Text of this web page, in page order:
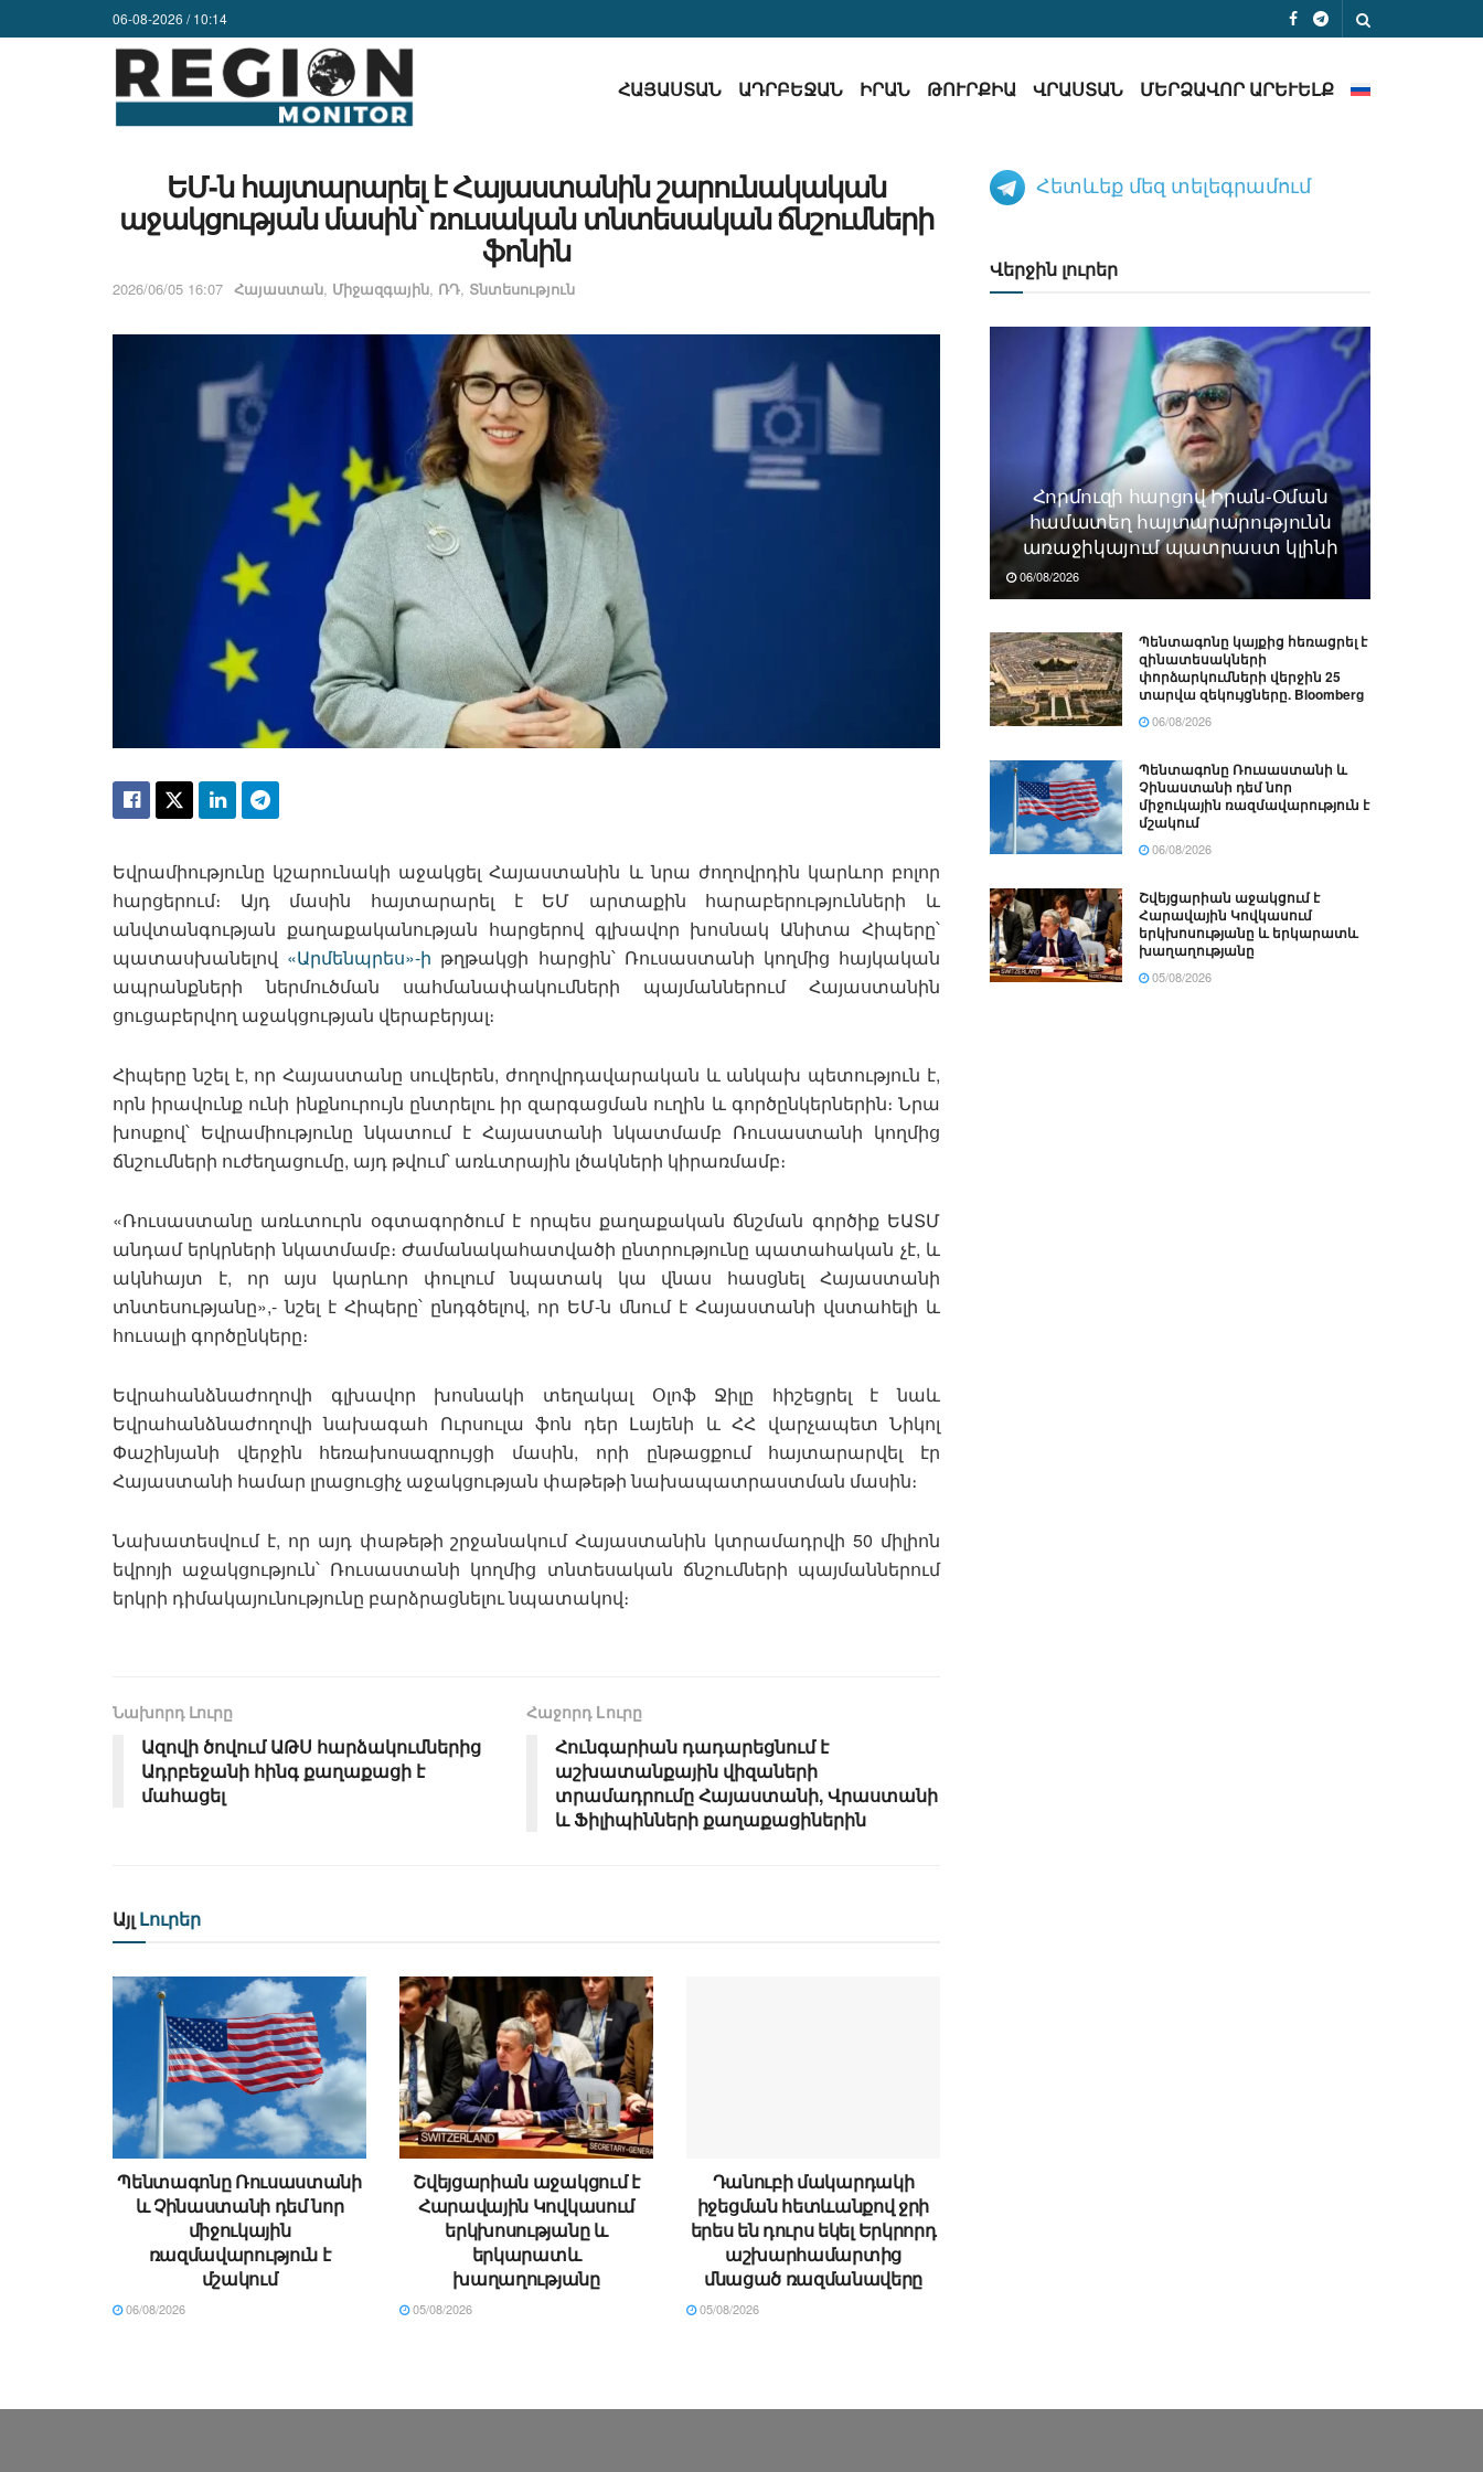
06-08-2026 / 10:14
ՀԱՅԱՍՏԱՆ ԱԴՐԲԵՋԱՆ ԻՐԱՆ ԹՈՒՐՔԻԱ ՎՐԱՍՏԱՆ ՄԵՐՁԱՎՈՐ ԱՐԵՒԵԼՔ
ԵՄ-ն հայտարարել է Հայաստանին շարունակական
աջակցության մասին՝ ռուսական տնտեսական ճնշումների
ֆոնին
2026/06/05 16:07 Հայաստան, Միջազգային, ՌԴ, Տնտեսություն
Եվրամիությունը կշարունակի աջակցել Հայաստանին և նրա ժողովրդին կարևոր բոլոր
հարցերում։ Այդ մասին հայտարարել է ԵՄ արտաքին հարաբերությունների և
անվտանգության քաղաքականության հարցերով գլխավոր խոսնակ Անիտա Հիպերը՝
պատասխանելով «Արմենպրես»-ի թղթակցի հարցին՝ Ռուսաստանի կողմից հայկական
ապրանքների ներմուծման սահմանափակումների պայմաններում Հայաստանին
ցուցաբերվող աջակցության վերաբերյալ։
Հիպերը նշել է, որ Հայաստանը սուվերեն, ժողովրդավարական և անկախ պետություն է,
որն իրավունք ունի ինքնուրույն ընտրելու իր զարգացման ուղին և գործընկերներին։ Նրա
խոսքով՝ Եվրամիությունը նկատում է Հայաստանի նկատմամբ Ռուսաստանի կողմից
ճնշումների ուժեղացումը, այդ թվում՝ առևտրային լծակների կիրառմամբ։
«Ռուսաստանը առևտուրն օգտագործում է որպես քաղաքական ճնշման գործիք ԵԱՏՄ
անդամ երկրների նկատմամբ։ Ժամանակահատվածի ընտրությունը պատահական չէ, և
ակնհայտ է, որ այս կարևոր փուլում նպատակ կա վնաս հասցնել Հայաստանի
տնտեսությանը»,- նշել է Հիպերը՝ ընդգծելով, որ ԵՄ-ն մնում է Հայաստանի վստահելի և
հուսալի գործընկերը։
Եվրահանձնաժողովի գլխավոր խոսնակի տեղակալ Օլոֆ Ջիլը հիշեցրել է նաև
Եվրահանձնաժողովի նախագահ Ուրսուլա ֆոն դեր Լայենի և ՀՀ վարչապետ Նիկոլ
Փաշինյանի վերջին հեռախոսազրույցի մասին, որի ընթացքում հայտարարվել էր
Հայաստանի համար լրացուցիչ աջակցության փաթեթի նախապատրաստման մասին։
Նախատեսվում է, որ այդ փաթեթի շրջանակում Հայաստանին կտրամադրվի 50 միլիոն
եվրոյի աջակցություն՝ Ռուսաստանի կողմից տնտեսական ճնշումների պայմաններում
երկրի դիմակայունությունը բարձրացնելու նպատակով։
Նախորդ Լուրը
Ազովի ծովում ԱԹՍ հարձակումներից
Ադրբեջանի հինգ քաղաքացի է
մահացել
Հաջորդ Lուրը
Հունգարիան դադարեցնում է
աշխատանքային վիզաների
տրամադրումը Հայաստանի, Վրաստանի
և Ֆիլիպինների քաղաքացիներին
Այլ Լուրեր
Պենտագոնը Ռուսաստանի
և Չինաստանի դեմ նոր
միջուկային
ռազմավարություն է
մշակում
06/08/2026
Շվեյցարիան աջակցում է
Հարավային Կովկասում
երկխոսությանը և
երկարատև
խաղաղությանը
05/08/2026
Դանուբի մակարդակի
իջեցման հետևանքով ջրի
երես են դուրս եկել Երկրորդ
աշխարհամարտից
մնացած ռազմանավերը
05/08/2026
Հետևեք մեզ տելեգրամում
Վերջին լուրեր
Հորմուզի հարցով Իրան-Օման
համատեղ հայտարարությունն
առաջիկայում պատրաստ կլինի
06/08/2026
Պենտագոնը կայքից հեռացրել է
զինատեսակների
փորձարկումների վերջին 25
տարվա զեկույցները. Bloomberg
06/08/2026
Պենտագոնը Ռուսաստանի և
Չինաստանի դեմ նոր
միջուկային ռազմավարություն է
մշակում
06/08/2026
Շվեյցարիան աջակցում է
Հարավային Կովկասում
երկխոսությանը և երկարատև
խաղաղությանը
05/08/2026